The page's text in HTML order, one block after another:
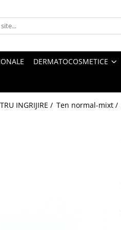
DERMATOCOSMETICE
INGRIJIRE / Ten normal-mixt /